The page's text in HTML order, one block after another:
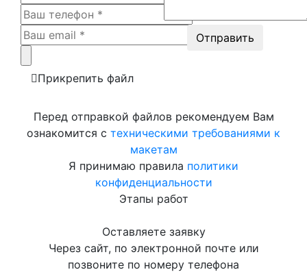
Прикрепить файл
Перед отправкой файлов рекомендуем Вам
ознакомится с техническими требованиями к
макетам
Я принимаю правила политики
конфиденциальности
Этапы работ
Оставляете заявку
Через сайт, по электронной почте или
позвоните по номеру телефона